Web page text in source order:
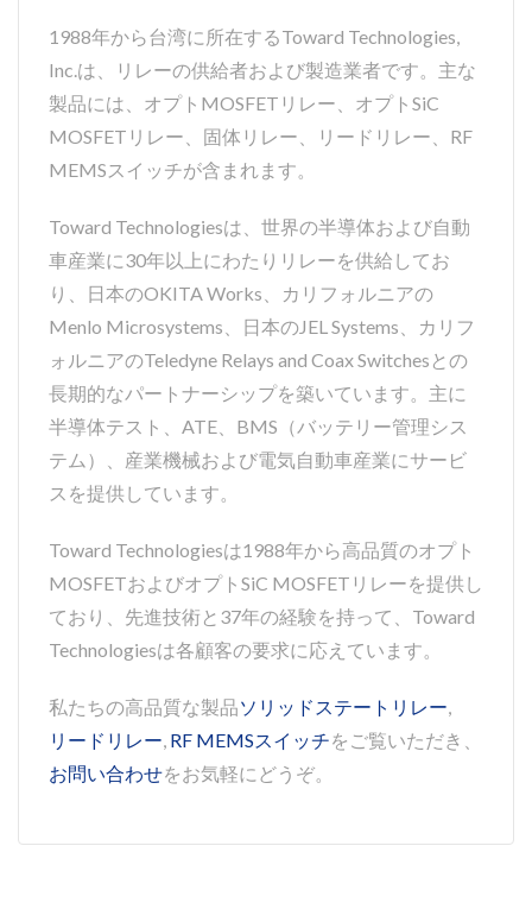
1988年から台湾に所在するToward Technologies,
Inc.は、リレーの供給者および製造業者です。主な
製品には、オプトMOSFETリレー、オプトSiC
MOSFETリレー、固体リレー、リードリレー、RF
MEMSスイッチが含まれます。
Toward Technologiesは、世界の半導体および自動
車産業に30年以上にわたりリレーを供給してお
り、日本のOKITA Works、カリフォルニアの
Menlo Microsystems、日本のJEL Systems、カリフ
ォルニアのTeledyne Relays and Coax Switchesとの
長期的なパートナーシップを築いています。主に
半導体テスト、ATE、BMS（バッテリー管理シス
テム）、産業機械および電気自動車産業にサービ
スを提供しています。
Toward Technologiesは1988年から高品質のオプト
MOSFETおよびオプトSiC MOSFETリレーを提供し
ており、先進技術と37年の経験を持って、Toward
Technologiesは各顧客の要求に応えています。
私たちの高品質な製品ソリッドステートリレー,
リードリレー, RF MEMSスイッチをご覧いただき、
お問い合わせをお気軽にどうぞ。